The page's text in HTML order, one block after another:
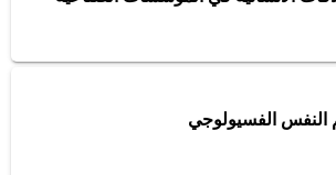
النفس الفسيولوجي